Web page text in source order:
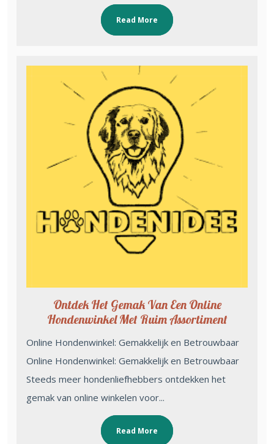
Read More
Ontdek Het Gemak Van Een Online
Hondenwinkel Met Ruim Assortiment
Online Hondenwinkel: Gemakkelijk en Betrouwbaar
Online Hondenwinkel: Gemakkelijk en Betrouwbaar
Steeds meer hondenliefhebbers ontdekken het
gemak van online winkelen voor...
Read More